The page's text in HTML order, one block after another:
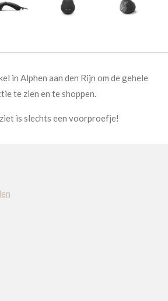
in Alphen aan den Rijn om de gehele
te zien en te shoppen.
is slechts een voorproefje!